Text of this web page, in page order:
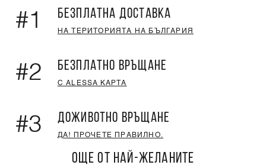
#1 БЕЗПЛАТНА ДОСТАВКА
НА ТЕРИТОРИЯТА НА БЪЛГАРИЯ
#2 БЕЗПЛАТНО ВРЪЩАНЕ
С ALESSA КАРТА
#3 ДОЖИВОТНО ВРЪЩАНЕ
ДА! ПРОЧЕТЕ ПРАВИЛНО.
ОЩЕ ОТ НАЙ-ЖЕЛАНИТЕ